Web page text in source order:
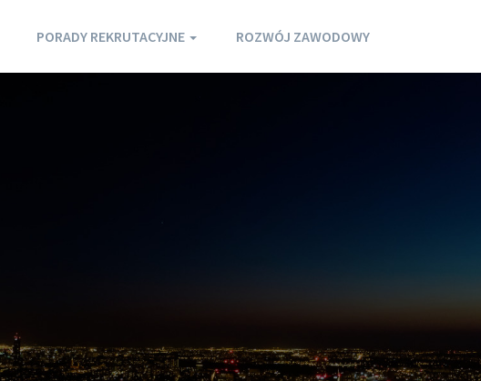
PORADY REKRUTACYJNE ROZWÓJ ZAWODOWY